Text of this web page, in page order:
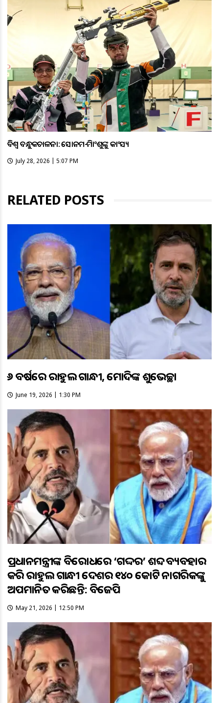
ବିଶ୍ବ ବନ୍ଧୁକଚାଳନା: ସୋନମ-ହିମାଂଶୁଙ୍କୁ କାଂସ୍ୟ
July 28, 2026 | 5:07 PM
RELATED POSTS
୫୬ ବର୍ଷରେ ରାହୁଲ ଗାନ୍ଧୀ, ମୋଦିଙ୍କ ଶୁଭେଚ୍ଛା
June 19, 2026 | 1:30 PM
ପ୍ରଧାନମନ୍ତ୍ରୀଙ୍କ ବିରୋଧରେ ‘ଗଦ୍ଦର’ ଶବ୍ଦ ବ୍ୟବହାର
କରି ରାହୁଲ ଗାନ୍ଧୀ ଦେଶର ୧୪୦ କୋଟି ନାଗରିକଙ୍କୁ
ଅପମାନିତ କରିଛନ୍ତି: ବିଜେପି
May 21, 2026 | 12:50 PM